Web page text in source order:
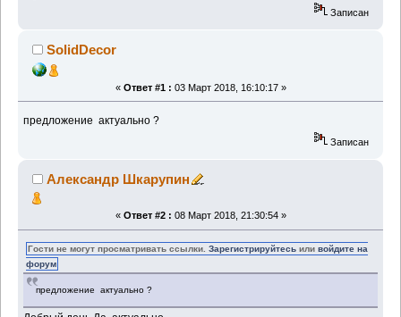
Записан
SolidDecor
« Ответ #1 : 03 Март 2018, 16:10:17 »
предложение актуально ?
Записан
Александр Шкарупин
« Ответ #2 : 08 Март 2018, 21:30:54 »
Гости не могут просматривать ссылки.Зарегистрируйтесь иливойдите на
форум
предложение актуально ?